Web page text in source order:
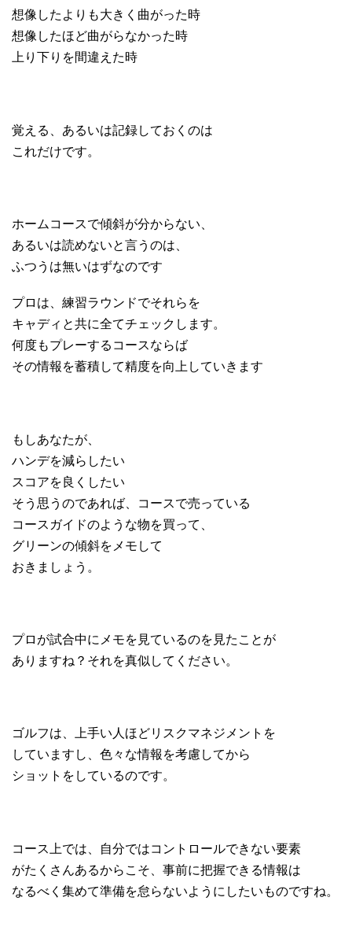
想像したよりも大きく曲がった時
想像したほど曲がらなかった時
上り下りを間違えた時
覚える、あるいは記録しておくのは
これだけです。
ホームコースで傾斜が分からない、
あるいは読めないと言うのは、
ふつうは無いはずなのです
プロは、練習ラウンドでそれらを
キャディと共に全てチェックします。
何度もプレーするコースならば
その情報を蓄積して精度を向上していきます
もしあなたが、
ハンデを減らしたい
スコアを良くしたい
そう思うのであれば、コースで売っている
コースガイドのような物を買って、
グリーンの傾斜をメモして
おきましょう。
プロが試合中にメモを見ているのを見たことが
ありますね？それを真似してください。
ゴルフは、上手い人ほどリスクマネジメントを
していますし、色々な情報を考慮してから
ショットをしているのです。
コース上では、自分ではコントロールできない要素
がたくさんあるからこそ、事前に把握できる情報は
なるべく集めて準備を怠らないようにしたいものですね。